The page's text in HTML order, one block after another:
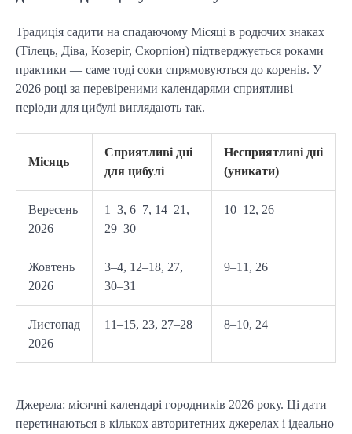
Традиція садити на спадаючому Місяці в родючих знаках
(Тілець, Діва, Козеріг, Скорпіон) підтверджується роками
практики — саме тоді соки спрямовуються до коренів. У
2026 році за перевіреними календарями сприятливі
періоди для цибулі виглядають так.
Місяць
Сприятливі дні
для цибулі
Несприятливі дні
(уникати)
Вересень
2026
1–3, 6–7, 14–21,
29–30
10–12, 26
Жовтень
2026
3–4, 12–18, 27,
30–31
9–11, 26
Листопад
2026
11–15, 23, 27–28 8–10, 24
Джерела: місячні календарі городників 2026 року. Ці дати
перетинаються в кількох авторитетних джерелах і ідеально